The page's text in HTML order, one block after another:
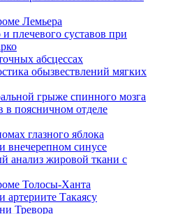
Лемьера
плечевого суставов при
абсцессах
обызвествлений мягких
грыже спинного мозга
поясничном отделе
глазного яблока
синусе
анализ жировой ткани с
Толосы-Ханта
Такаясу
Тревора